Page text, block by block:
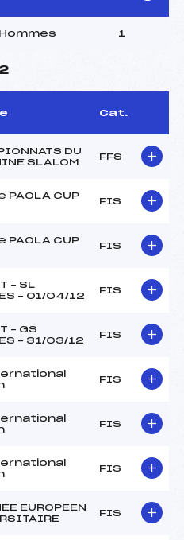
1
Cat.
DU
SLALOM
FFS
PAOLA CUP
FIS
PAOLA CUP
FIS
– SL
– 01/04/12
FIS
– GS
– 31/03/12
FIS
FIS
FIS
FIS
EUROPEEN
FIS